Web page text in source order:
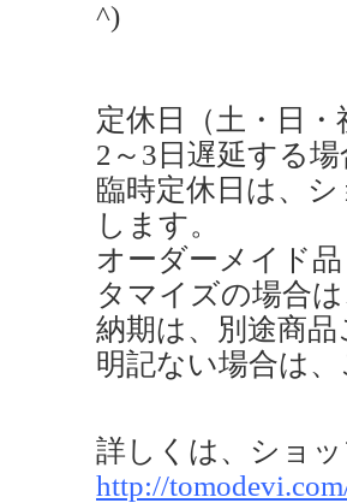
^)
定休日（土・日
2～3日遅延する
臨時定休日は、
します。
オーダーメイド
タマイズの場合
納期は、別途商
明記ない場合は
詳しくは、ショ
http://